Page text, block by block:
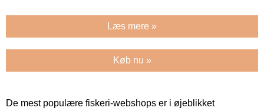
Læs mere »
Køb nu »
De mest populære fiskeri-webshops er i øjeblikket